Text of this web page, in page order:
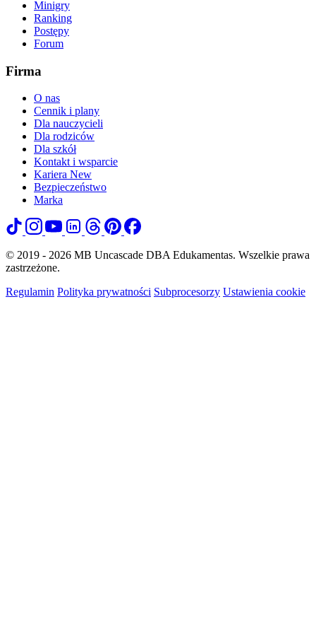
Minigry
Ranking
Postępy
Forum
Firma
O nas
Cennik i plany
Dla nauczycieli
Dla rodziców
Dla szkół
Kontakt i wsparcie
Kariera New
Bezpieczeństwo
Marka
© 2019 - 2026 MB Uncascade DBA Edukamentas. Wszelkie prawa
zastrzeżone.
Regulamin Polityka prywatności Subprocesorzy Ustawienia cookie